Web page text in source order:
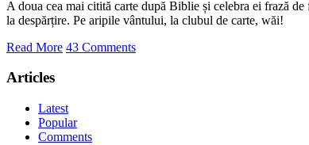
A doua cea mai citită carte după Biblie și celebra ei frază
la despărțire. Pe aripile vântului, la clubul de carte, wăi!
Read More 43 Comments
Articles
Latest
Popular
Comments